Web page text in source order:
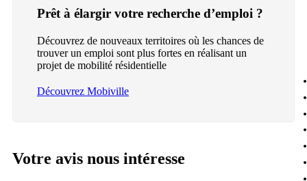
Prêt à élargir votre recherche d’emploi ?
Découvrez de nouveaux territoires où les chances de
trouver un emploi sont plus fortes en réalisant un
projet de mobilité résidentielle
Découvrez Mobiville
Votre avis nous intéresse